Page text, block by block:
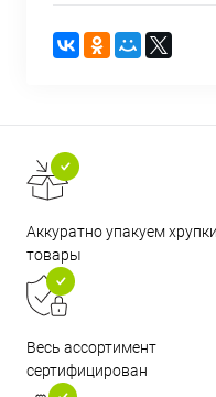
Аккуратно упакуем
товары
Весь ассортимент
сертифицирован